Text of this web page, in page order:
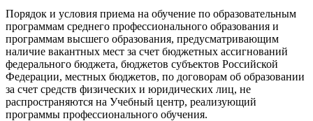
Порядок и условия приема на обучение по образовательным
программам среднего профессионального образования и
программам высшего образования, предусматривающим
наличие вакантных мест за счет бюджетных ассигнований
федерального бюджета, бюджетов субъектов Российской
Федерации, местных бюджетов, по договорам об образовании
за счет средств физических и юридических лиц, не
распространяются на Учебный центр, реализующий
программы профессионального обучения.